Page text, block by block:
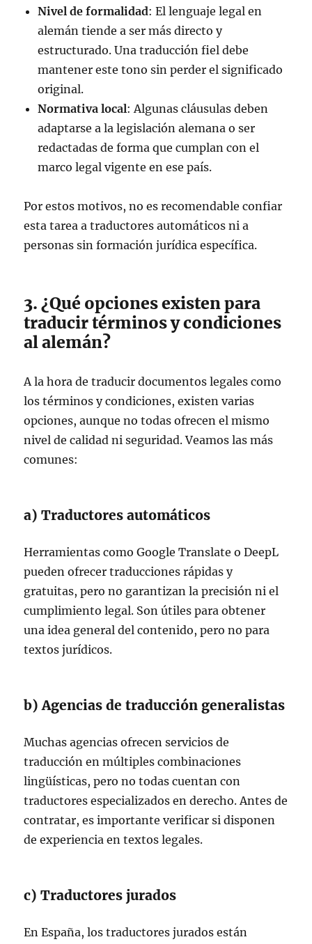
Nivel de formalidad: El lenguaje legal en
alemán tiende a ser más directo y
estructurado. Una traducción fiel debe
mantener este tono sin perder el significado
original.
Normativa local: Algunas cláusulas deben
adaptarse a la legislación alemana o ser
redactadas de forma que cumplan con el
marco legal vigente en ese país.
Por estos motivos, no es recomendable confiar
esta tarea a traductores automáticos ni a
personas sin formación jurídica específica.
3. ¿Qué opciones existen para
traducir términos y condiciones
al alemán?
A la hora de traducir documentos legales como
los términos y condiciones, existen varias
opciones, aunque no todas ofrecen el mismo
nivel de calidad ni seguridad. Veamos las más
comunes:
a) Traductores automáticos
Herramientas como Google Translate o DeepL
pueden ofrecer traducciones rápidas y
gratuitas, pero no garantizan la precisión ni el
cumplimiento legal. Son útiles para obtener
una idea general del contenido, pero no para
textos jurídicos.
b) Agencias de traducción generalistas
Muchas agencias ofrecen servicios de
traducción en múltiples combinaciones
lingüísticas, pero no todas cuentan con
traductores especializados en derecho. Antes de
contratar, es importante verificar si disponen
de experiencia en textos legales.
c) Traductores jurados
En España, los traductores jurados están